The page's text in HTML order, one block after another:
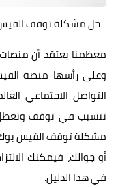
حل مشكلة توقف الفيس
معظمنا يعتقد أن
وعلى رأسها منصة
التواصل الاجتماعي
تتسبب في توقف وتعطل
مشكلة توقف الفيس بوك
أو جوالك، فيمكنك
في هذا الدليل.